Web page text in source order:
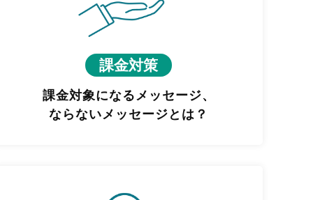
課金対策
課金対象になるメッセージ、
ならないメッセージとは？